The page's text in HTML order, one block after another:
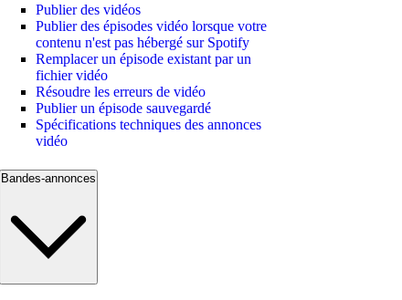
Publier des vidéos
Publier des épisodes vidéo lorsque votre
contenu n'est pas hébergé sur Spotify
Remplacer un épisode existant par un
fichier vidéo
Résoudre les erreurs de vidéo
Publier un épisode sauvegardé
Spécifications techniques des annonces
vidéo
Bandes-annonces